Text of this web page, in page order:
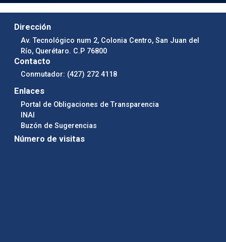
Dirección
Av. Tecnológico num 2, Colonia Centro, San Juan del
Río, Querétaro. C.P 76800
Contacto
Conmutador: (427) 272 4118
Enlaces
Portal de Obligaciones de Transparencia
INAI
Buzón de Sugerencias
Número de visitas